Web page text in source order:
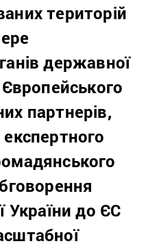
територій
державної
партнерів,
України до ЄС